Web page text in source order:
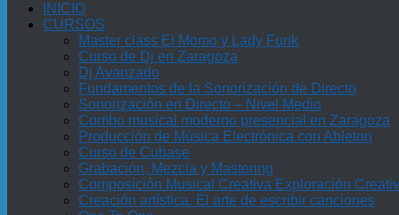
INICIO
CURSOS
Master class El Momo y Lady Funk
Curso de Dj en Zaragoza
Dj Avanzado
Fundamentos de la Sonorización de Directo
Sonorización en Directo – Nivel Medio
Combo musical moderno presencial en Zaragoza
Producción de Música Electrónica con Ableton
Curso de Cubase
Grabación, Mezcla y Mastering
Composición Musical Creativa Exploración
Creación artística. El arte de escribir canciones